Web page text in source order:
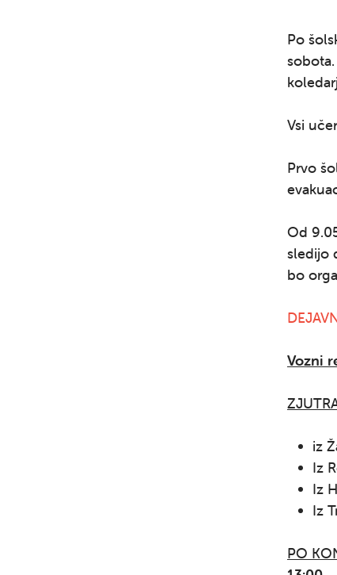
Po
Vsi
Prvo
Od
sledijo
bo
Vozni
iz
Iz
Iz
Iz
PO